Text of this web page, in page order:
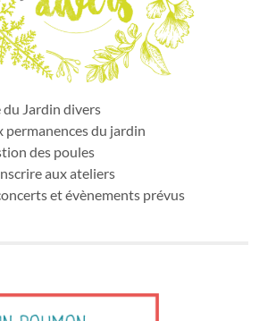
du Jardin divers
du jardin
des poules
aux ateliers
et évènements prévus